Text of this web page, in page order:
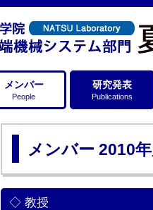
メンバー
People
研究発表
Publications
メンバー 2010
教授